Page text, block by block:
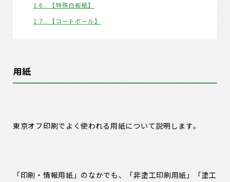
1.6.
【特殊白板紙】
1.7.
【コートボール】
用紙
東京オフ印刷でよく使われる用紙について説明します。
「印刷・情報用紙」のなかでも、「非塗工印刷用紙」「塗工